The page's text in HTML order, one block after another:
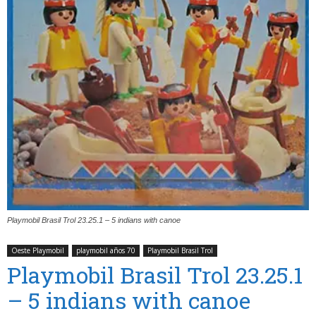
Playmobil Brasil Trol 23.25.1 – 5 indians with canoe
Oeste Playmobil playmobil años 70 Playmobil Brasil Trol
Playmobil Brasil Trol 23.25.1
– 5 indians with canoe